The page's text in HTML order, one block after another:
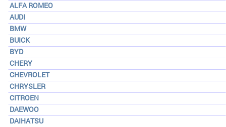
ALFA ROMEO
AUDI
BMW
BUICK
BYD
CHERY
CHEVROLET
CHRYSLER
CITROEN
DAEWOO
DAIHATSU